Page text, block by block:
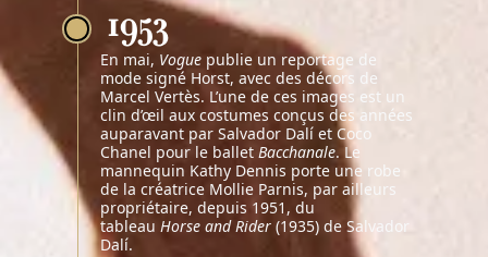
1953
En mai, Voguepublie un reportage de
mode signé Horst, avec des décors de
Marcel Vertès. L’une de ces images est un
clin d’œil aux costumes conçus des années
auparavant par Salvador Dalí et Coco
Chanel pour le ballet Bacchanale. Le
mannequin Kathy Dennis porte une robe
de la créatrice Mollie Parnis, par ailleurs
propriétaire, depuis 1951, du
tableau Horse and Rider(1935) de Salvador
Dalí.